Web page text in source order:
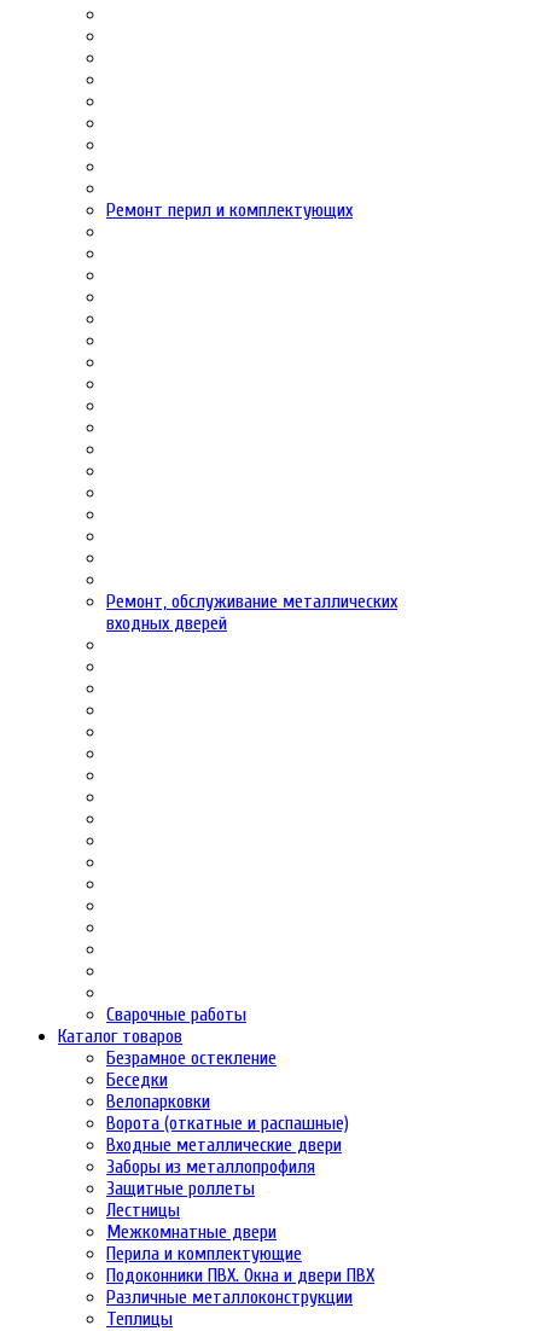
Ремонт перил и комплектующих
Ремонт, обслуживание металлических
входных дверей
Сварочные работы
Каталог товаров
Безрамное остекление
Беседки
Велопарковки
Ворота (откатные и распашные)
Входные металлические двери
Заборы из металлопрофиля
Защитные роллеты
Лестницы
Межкомнатные двери
Перила и комплектующие
Подоконники ПВХ. Окна и двери ПВХ
Различные металлоконструкции
Теплицы